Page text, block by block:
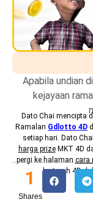
Apabila undian
kejayaan
Dato Chai mencipta
Ramalan Gdlotto 4D
setiap hari. Dato
harga prizeMKT 4D
pergi ke halaman cara
bertaruh 4D
Shares
1